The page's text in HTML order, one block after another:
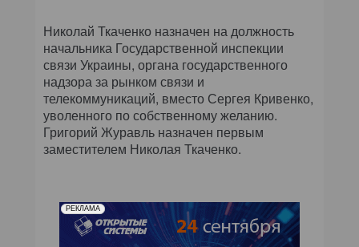
Николай Ткаченко назначен на должность
начальника Государственной инспекции
связи Украины, органа государственного
надзора за рынком связи и
телекоммуникаций, вместо Сергея Кривенко,
уволенного по собственному желанию.
Григорий Журавль назначен первым
заместителем Николая Ткаченко.
РЕКЛАМА